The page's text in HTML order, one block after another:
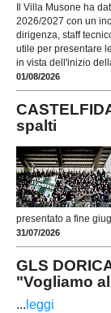
Il Villa Musone ha
2026/2027 con un
dirigenza, staff
utile per presentare
in vista dell'inizio
01/08/2026
spalti
presentato a fine
31/07/2026
GLS
"Vogliamo
... leggi